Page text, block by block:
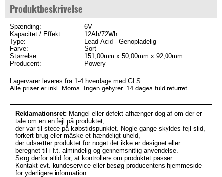
Produktbeskrivelse
Spænding:
6V
Kapacitet / Effekt:
12Ah/72Wh
Type:
Lead-Acid - Genopladelig
Farve:
Sort
Størrelse:
151,00mm x 50,00mm x 92,00mm
Producent:
Powery
Lagervarer leveres fra 1-4 hverdage med GLS.
Alle priser er inkl. Moms. Ingen gebyrer. 14 dages fuld returret.
Reklamationsret: Mangel eller defekt afhænger dog af om der er
tale om en en fejl på produktet,
der var til stede på købstidspunktet. Nogle gange skyldes fejl slid,
forkert brug eller måske et hændeligt uheld,
der udsætter produktet for noget det ikke er designet eller
beregnet til i f.t. almindelig og gennemsnitlig anvendelse.
Sørg derfor altid for, at kontrollere om produktet passer.
Kontakt evt. kundeservice eller besøg producentens hjemmeside
for yderligere information.